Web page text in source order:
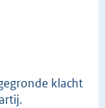
klacht